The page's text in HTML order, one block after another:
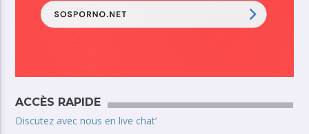
ACCÈS RAPIDE
Discutez avec nous en live chat’